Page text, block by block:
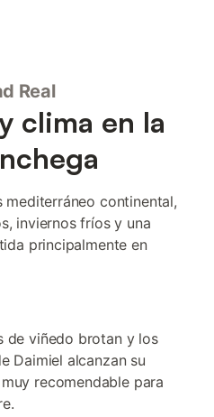
Real
clima en la
mediterráneo continental,
inviernos fríos y una
principalmente en
de viñedo brotan y los
Daimiel alcanzan su
recomendable para